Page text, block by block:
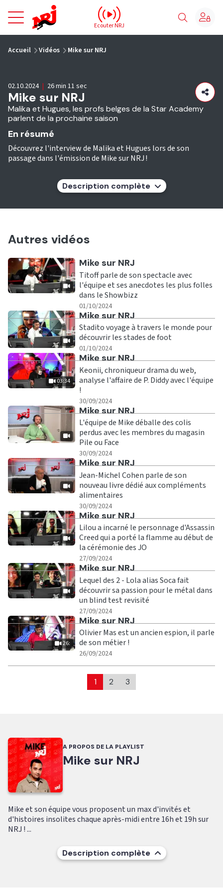
NRJ - Accueil
Ecouter NRJ
Accueil Vidéos Mike sur NRJ
Mike sur NRJ
Malika et Hugues, les profs belges de la Star Academy
parlent de la prochaine saison
02.10.2024 | 26 min 11 sec
En résumé
Découvrez l'interview de Malika et Hugues lors de son
passage dans l'émission de Mike sur NRJ !
Description complète
Autres vidéos
Ecouter
Mike sur NRJ
Titoff parle de son spectacle avec
l'équipe et ses anecdotes les plus folles
dans le Showbizz
01/10/2024
Ecouter
Mike sur NRJ
Stadito voyage à travers le monde pour
découvrir les stades de foot
01/10/2024
03:34
Ecouter
Mike sur NRJ
Keonii, chroniqueur drama du web,
analyse l'affaire de P. Diddy avec l'équipe
!
30/09/2024
Ecouter
Mike sur NRJ
L'équipe de Mike déballe des colis
perdus avec les membres du magasin
Pile ou Face
30/09/2024
Ecouter
Mike sur NRJ
Jean-Michel Cohen parle de son
nouveau livre dédié aux compléments
alimentaires
30/09/2024
Ecouter
Mike sur NRJ
Lilou a incarné le personnage d'Assassin
Creed qui a porté la flamme au début de
la cérémonie des JO
27/09/2024
Ecouter
Mike sur NRJ
Lequel des 2 - Lola alias Soca fait
découvrir sa passion pour le métal dans
un blind test revisité
27/09/2024
26:
Ecouter
Mike sur NRJ
Olivier Mas est un ancien espion, il parle
de son métier !
26/09/2024
1 2 3
A PROPOS DE LA PLAYLIST
Mike sur NRJ
Mike et son équipe vous proposent un max d'invités et
d'histoires insolites chaque après-midi entre 16h et 19h sur
NRJ ! ...
Description complète